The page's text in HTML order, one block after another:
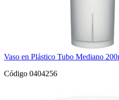
Vaso en Plástico Tubo Mediano
Código 0404256